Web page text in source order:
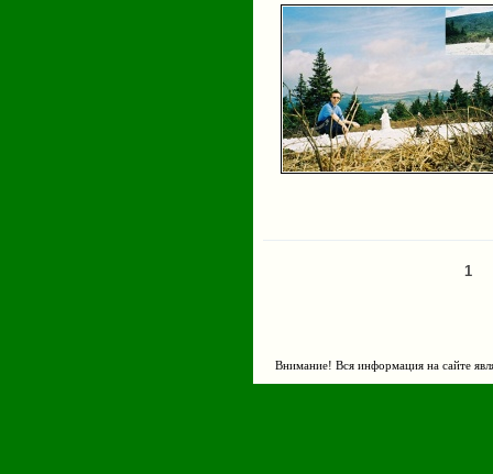
1
Внимание! Вся информация на сайте